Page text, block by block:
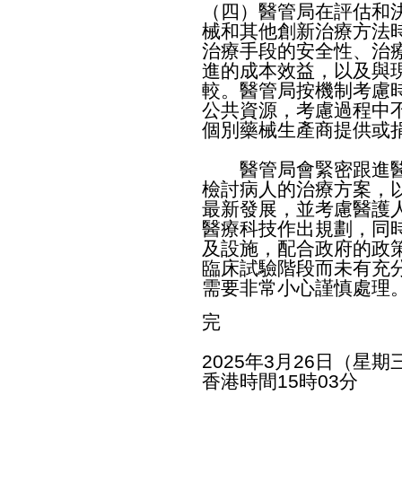
（四）醫管局在評估
械和其他創新治療方法
治療手段的安全性、治
進的成本效益，以及與
較。醫管局按機制考慮
公共資源，考慮過程中
個別藥械生產商提供或
醫管局會緊密跟進醫
檢討病人的治療方案，
最新發展，並考慮醫護
醫療科技作出規劃，同
及設施，配合政府的政
臨床試驗階段而未有充
需要非常小心謹慎處理
完
2025年3月26日（星期
香港時間15時03分